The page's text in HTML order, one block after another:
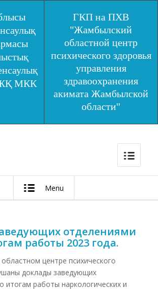
МКК
ГКП на ПХВ
"Жамбылский
областной центр
психического здоровья
управления
здравоохранения
акимата Жамбылской
области"
Menu
отделениями
работы 2023 года.
центре психического
доклады заведующих
итогам работы наркологических и